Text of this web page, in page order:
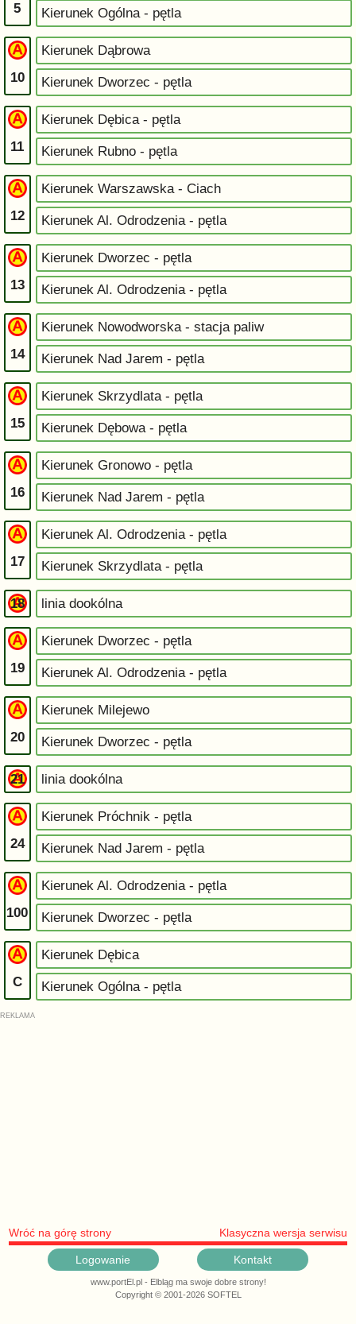
5 Kierunek Ogólna - pętla
10
Kierunek Dąbrowa
Kierunek Dworzec - pętla
11
Kierunek Dębica - pętla
Kierunek Rubno - pętla
12
Kierunek Warszawska - Ciach
Kierunek Al. Odrodzenia - pętla
13
Kierunek Dworzec - pętla
Kierunek Al. Odrodzenia - pętla
14
Kierunek Nowodworska - stacja paliw
Kierunek Nad Jarem - pętla
15
Kierunek Skrzydlata - pętla
Kierunek Dębowa - pętla
16
Kierunek Gronowo - pętla
Kierunek Nad Jarem - pętla
17
Kierunek Al. Odrodzenia - pętla
Kierunek Skrzydlata - pętla
18 linia dookólna
19
Kierunek Dworzec - pętla
Kierunek Al. Odrodzenia - pętla
20
Kierunek Milejewo
Kierunek Dworzec - pętla
21 linia dookólna
24
Kierunek Próchnik - pętla
Kierunek Nad Jarem - pętla
100
Kierunek Al. Odrodzenia - pętla
Kierunek Dworzec - pętla
C
Kierunek Dębica
Kierunek Ogólna - pętla
Wróć na górę strony Klasyczna wersja serwisu
Logowanie Kontakt
www.portEl.pl - Elbląg ma swoje dobre strony!
Copyright © 2001-2026 SOFTEL